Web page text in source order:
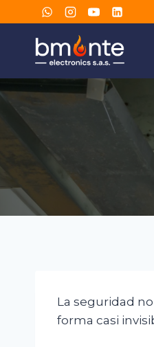
La seguridad
forma casi